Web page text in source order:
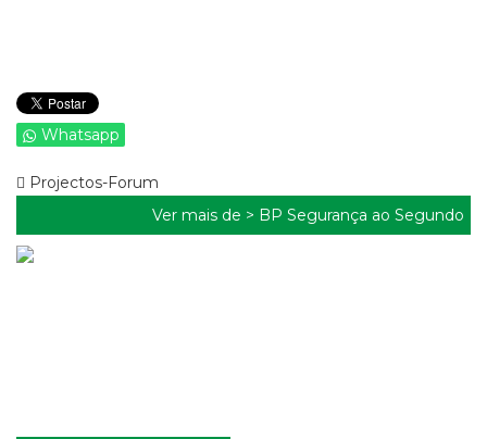
Whatsapp
Projectos-Forum
Ver mais de > BP Segurança ao Segundo